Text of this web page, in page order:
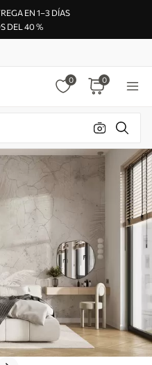
EN 1–3 DÍAS
DEL 40 %
0 0